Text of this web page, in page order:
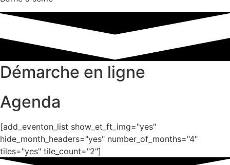
Démarche en ligne
Agenda
[add_eventon_list show_et_ft_img="yes"
hide_month_headers="yes" number_of_months="4"
tiles="yes" tile_count="2"]